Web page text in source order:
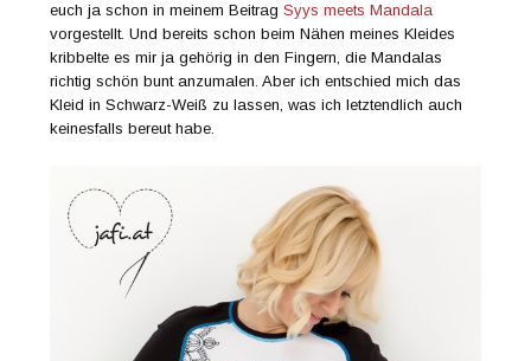
euch ja schon in meinem BeitragSyys meets Mandala
vorgestellt. Und bereits schon beim Nähen meines Kleides
kribbelte es mir ja gehörig in den Fingern, die Mandalas
richtig schön bunt anzumalen. Aber ich entschied mich das
Kleid in Schwarz-Weiß zu lassen, was ich letztendlich auch
keinesfalls bereut habe.